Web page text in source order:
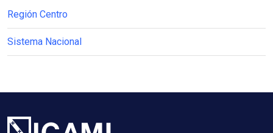
Región Centro
Sistema Nacional